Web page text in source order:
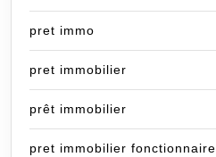
pret immo
pret immobilier
prêt immobilier
pret immobilier fonctionnaire